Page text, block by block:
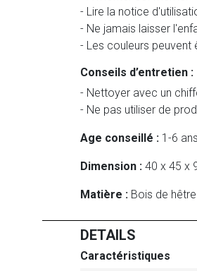
- Lire la notice
- Ne jamais laisser
- Les couleurs peuvent
Conseils d’entretien :
- Nettoyer avec un
- Ne pas utiliser de
Age conseillé : 1-6 ans
Dimension : 40 x 45 x
Matière : Bois de hêtre
DETAILS
Caractéristiques